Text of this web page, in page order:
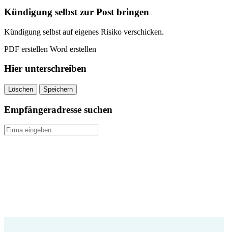
Kündigung selbst zur Post bringen
Kündigung selbst auf eigenes Risiko verschicken.
PDF erstellen Word erstellen
Hier unterschreiben
Löschen Speichern
Empfängeradresse suchen